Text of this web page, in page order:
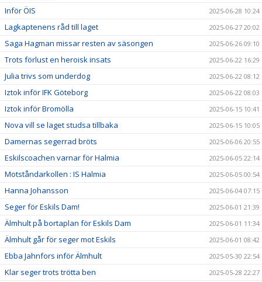
Inför ÖIS 2025-06-28 10:24
Lagkaptenens råd till laget 2025-06-27 20:02
Saga Hagman missar resten av säsongen 2025-06-26 09:10
Trots förlust en heroisk insats 2025-06-22 16:29
Julia trivs som underdog 2025-06-22 08:12
Iztok inför IFK Göteborg 2025-06-22 08:03
Iztok inför Bromölla 2025-06-15 10:41
Nova vill se laget studsa tillbaka 2025-06-15 10:05
Damernas segerrad bröts 2025-06-06 20:55
Eskilscoachen varnar för Halmia 2025-06-05 22:14
Motståndarkollen : IS Halmia 2025-06-05 00:54
Hanna Johansson 2025-06-04 07:15
Seger för Eskils Dam! 2025-06-01 21:39
Älmhult på bortaplan för Eskils Dam 2025-06-01 11:34
Älmhult går för seger mot Eskils 2025-06-01 08:42
Ebba Jahnfors inför Älmhult 2025-05-30 22:54
Klar seger trots trötta ben 2025-05-28 22:27